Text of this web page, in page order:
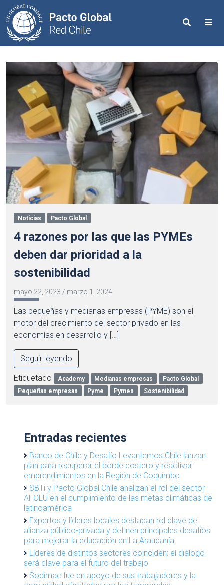
Search
Noticias Pacto Global
4 razones por las que las PYMEs
deben dar prioridad a la
sostenibilidad
mayo 22, 2023 / marzo 1, 2024
Las pequeñas y medianas empresas (PYME) son el
motor del crecimiento del sector privado en las
economías en desarrollo y […]
Seguir leyendo
Etiquetado Academy Medianas empresas
Pacto Global
Pequeñas empresas
Pyme Pymes Sostenibilidad
Entradas recientes
Banco de Chile y Desafío Levantemos Chile lanzan
plan para recuperar el borde costero y reactivar
emprendimientos en la Región de Coquimbo
SBTi y Pacto Global Chile analizan el rol del sector
AFOLU en el cumplimiento de las metas climáticas de
latinoamérica
Expertos y líderes locales destacan rol clave de
alianza público-privada y definen principales desafíos
para mejorar la educación en La Araucanía
Líderes de distintos sectores coinciden: el diálogo
será clave para el futuro del trabajo
Sodimac fue en apoyo de sus trabajadores y la